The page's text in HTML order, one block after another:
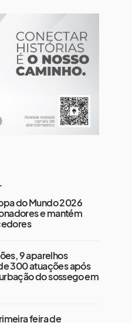
13° 7°
16° 8°
15° 9°
do Mundo 2026
e mantém
9 aparelhos
300 atuações após
do sossego em
feira de